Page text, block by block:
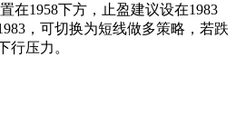
在1958下方，止盈建议设在1983
，可切换为短线做多策略，若跌
行压力。